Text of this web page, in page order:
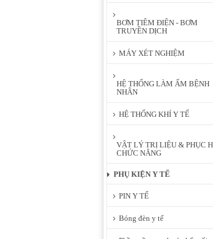
BƠM TIÊM ĐIỆN - BƠM
TRUYỀN DỊCH
MÁY XÉT NGHIỆM
HỆ THỐNG LÀM ẤM BỆNH
NHÂN
HỆ THỐNG KHÍ Y TẾ
VẬT LÝ TRỊ LIỆU & PHỤC
CHỨC NĂNG
PHỤ KIỆN Y TẾ
PIN Y TẾ
Bóng đèn y tế